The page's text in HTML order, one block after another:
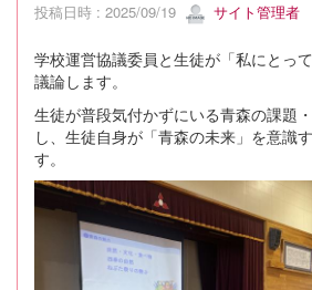
投稿日時 : 2025/09/19 サイト管理者
学校運営協議委員と生徒が「私にとっ
議論します。
生徒が普段気付かずにいる青森の課題
し、生徒自身が「青森の未来」を意識
す。